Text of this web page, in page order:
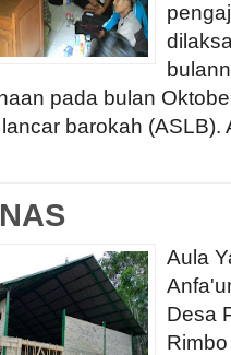
pada bulan
barokah (ASLB).
Aula
Desa